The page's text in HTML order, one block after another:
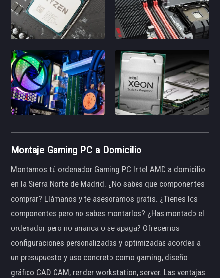
Montaje Gaming PC a Domicilio
Montamos tú ordenador Gaming PC Intel AMD a domicilio
en la Sierra Norte de Madrid. ¿No sabes que componentes
comprar? Llámanos y te asesoramos gratis. ¿Tienes los
componentes pero no sabes montarlos? ¿Has montado el
ordenador pero no arranca o se apaga? Ofrecemos
configuraciones personalizadas y optimizadas acordes a
un presupuesto y uso concreto como gaming, diseño
gráfico CAD CAM, render workstation, server. Las ventajas